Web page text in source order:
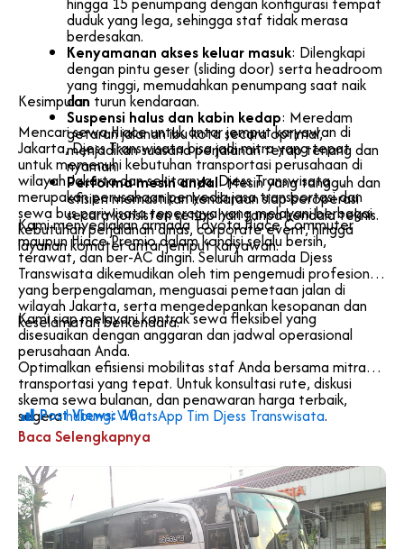
duduk yang lega, sehingga staf tidak merasa
berdesakan.
Kenyamanan akses keluar masuk: Dilengkapi
dengan pintu geser (sliding door) serta headroom
yang tinggi, memudahkan penumpang saat naik
dan turun kendaraan.
Suspensi halus dan kabin kedap: Meredam
getaran jalanan ibu kota secara optimal,
menjadikan suasana perjalanan tetap tenang dan
nyaman.
Performa mesin andal: Mesin yang tangguh dan
efisien memastikan kendaraan siap beroperasi
secara konsisten setiap hari tanpa kendala teknis.
Kesimpulan
Mencari sewa Hiace untuk antar jemput karyawan di
Jakarta, Djess Transwisata bisa jadi mitra yang tepat
untuk memenuhi kebutuhan transportasi perusahaan di
wilayah Jakarta dan sekitarnya. Djess Transwisata
merupakan perusahaan penyedia jasa transportasi dan
sewa bus pariwisata tepercaya yang melayani berbagai
kebutuhan perjalanan dinas, corporate event, hingga
layanan komuter antar jemput karyawan.
Kami menyediakan armada Toyota Hiace Commuter
maupun Hiace Premio dalam kondisi selalu bersih,
terawat, dan ber-AC dingin. Seluruh armada Djess
Transwisata dikemudikan oleh tim pengemudi profesional
yang berpengalaman, menguasai pemetaan jalan di
wilayah Jakarta, serta mengedepankan kesopanan dan
keselamatan berkendara.
Kami siap melayani kontrak sewa fleksibel yang
disesuaikan dengan anggaran dan jadwal operasional
perusahaan Anda.
Optimalkan efisiensi mobilitas staf Anda bersama mitra
transportasi yang tepat. Untuk konsultasi rute, diskusi
skema sewa bulanan, dan penawaran harga terbaik,
segerahubungi WhatsApp Tim Djess Transwisata.
Post Views: 10
Baca Selengkapnya